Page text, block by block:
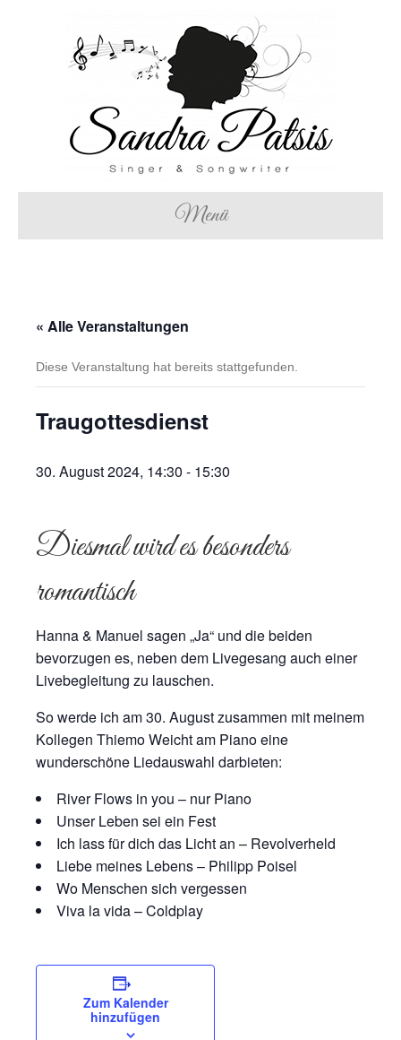
Menü
« Alle Veranstaltungen
Diese Veranstaltung hat bereits stattgefunden.
Traugottesdienst
30. August 2024, 14:30 - 15:30
Diesmal wird es besonders
romantisch
Hanna & Manuel sagen „Ja“ und die beiden
bevorzugen es, neben dem Livegesang auch einer
Livebegleitung zu lauschen.
So werde ich am 30. August zusammen mit meinem
Kollegen Thiemo Weicht am Piano eine
wunderschöne Liedauswahl darbieten:
River Flows in you – nur Piano
Unser Leben sei ein Fest
Ich lass für dich das Licht an – Revolverheld
Liebe meines Lebens – Philipp Poisel
Wo Menschen sich vergessen
Viva la vida – Coldplay
Zum Kalender
hinzufügen